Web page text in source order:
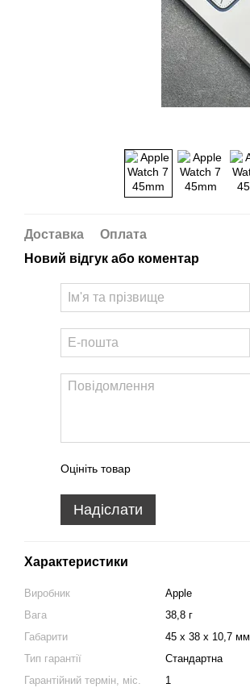
Доставка
Оплата
Новий відгук або коментар
Оцініть товар
Надіслати
Характеристики
Виробник
Apple
Вага
38,8 г
Габарити
45 x 38 x 10,7 мм
Тип гарантії
Стандартна
Гарантійний термін, міс.
1